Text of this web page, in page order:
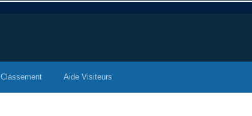
Classement Aide Visiteurs